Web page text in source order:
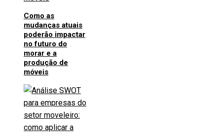
Como as
mudanças atuais
poderão impactar
no futuro do
morar e a
produção de
móveis